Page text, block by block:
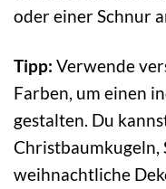
oder einer Schnur
Tipp: Verwende
Farben, um einen
gestalten. Du
Christbaumkugeln,
weihnachtliche